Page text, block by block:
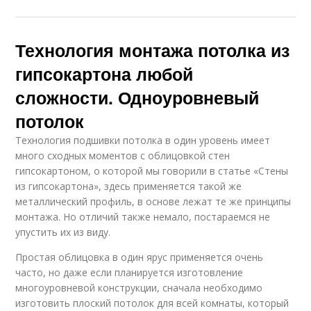
Технология монтажа потолка из
гипсокартона любой
сложности. Одноуровневый
потолок
Технология подшивки потолка в один уровень имеет
много сходных моментов с облицовкой стен
гипсокартоном, о которой мы говорили в статье «Стены
из гипсокартона», здесь применяется такой же
металлический профиль, в основе лежат те же принципы
монтажа. Но отличий также немало, постараемся не
упустить их из виду.
Простая облицовка в один ярус применяется очень
часто, но даже если планируется изготовление
многоуровневой конструкции, сначала необходимо
изготовить плоский потолок для всей комнаты, который